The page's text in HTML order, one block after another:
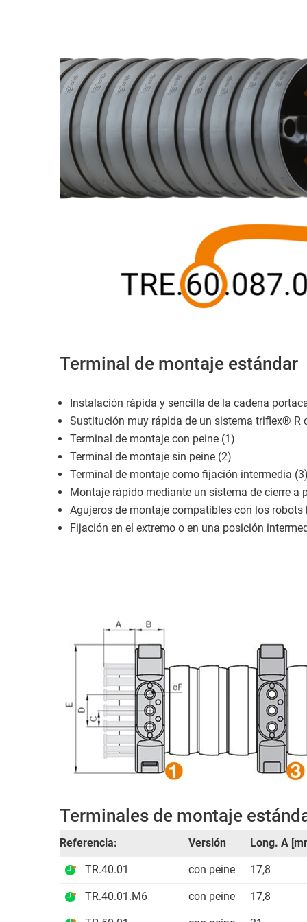
Terminal de montaje estándar
Instalación rápida y sencilla de la cadena
Sustitución muy rápida de un sistema triflex® R
Terminal de montaje con peine (1)
Terminal de montaje sin peine (2)
Terminal de montaje como fijación intermedia
Montaje rápido mediante un sistema de cierre a
Agujeros de montaje compatibles con los robots
Fijación en el extremo o en una posición
Terminales de montaje
Referencia: Versión Long. A
TR.40.01 con peine 17,8
TR.40.01.M6 con peine 17,8